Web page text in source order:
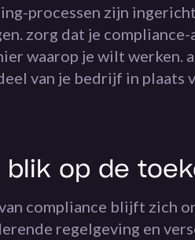
processen zijn
zorg dat je
waarop je wilt werken.
van je bedrijf in plaats
blik op de
compliance blijft zich
regelgeving en